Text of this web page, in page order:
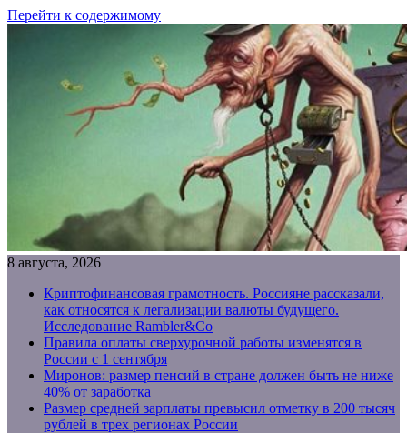
Перейти к содержимому
8 августа, 2026
Криптофинансовая грамотность. Россияне рассказали,
как относятся к легализации валюты будущего.
Исследование Rambler&Co
Правила оплаты сверхурочной работы изменятся в
России с 1 сентября
Миронов: размер пенсий в стране должен быть не ниже
40% от заработка
Размер средней зарплаты превысил отметку в 200 тысяч
рублей в трех регионах России